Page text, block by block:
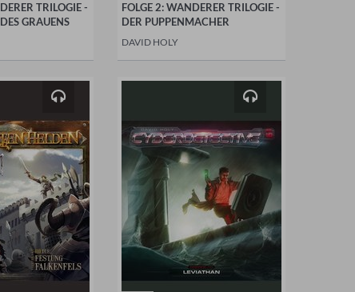
TRILOGIE -
GRAUENS
FOLGE 2: WANDERER TRILOGIE -
DER PUPPENMACHER
DAVID HOLY